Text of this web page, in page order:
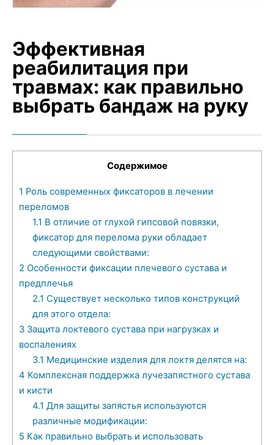
Эффективная
реабилитация при
травмах: как правильно
выбрать бандаж на руку
Содержимое
1 Роль современных фиксаторов в лечении
переломов
1.1 В отличие от глухой гипсовой повязки,
фиксатор для перелома руки обладает
следующими свойствами:
2 Особенности фиксации плечевого сустава и
предплечья
2.1 Существует несколько типов конструкций
для этого отдела:
3 Защита локтевого сустава при нагрузках и
воспалениях
3.1 Медицинские изделия для локтя делятся на:
4 Комплексная поддержка лучезапястного сустава
и кисти
4.1 Для защиты запястья используются
различные модификации:
5 Как правильно выбрать и использовать